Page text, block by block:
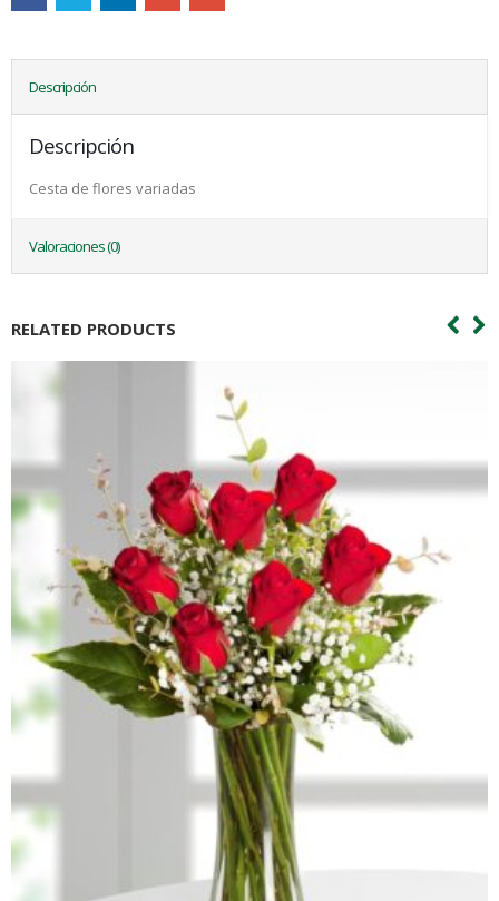
Descripción
Descripción
Cesta de flores variadas
Valoraciones (0)
RELATED PRODUCTS